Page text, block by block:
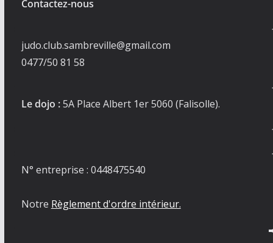
Contactez-nous
judo.club.sambreville@gmail.com
0477/50 81 58
Le dojo :5A Place Albert 1er 5060 (Falisolle).
N° entreprise : 0448475540
Notre Règlement d'ordre intérieur.